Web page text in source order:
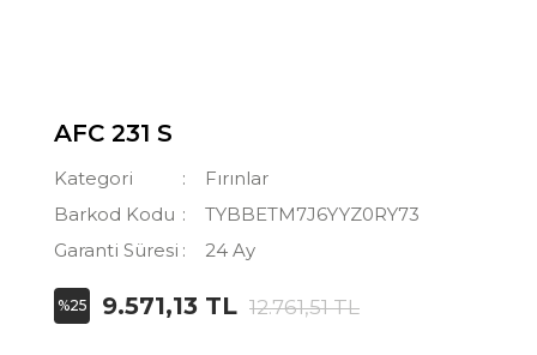
AFC 231 S
Kategori
Fırınlar
Barkod Kodu
TYBBETM7J6YYZ0RY73
Garanti Süresi
24 Ay
%25 9.571,13 TL 12.761,51 TL